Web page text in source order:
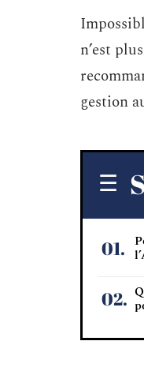
n’est
gestion